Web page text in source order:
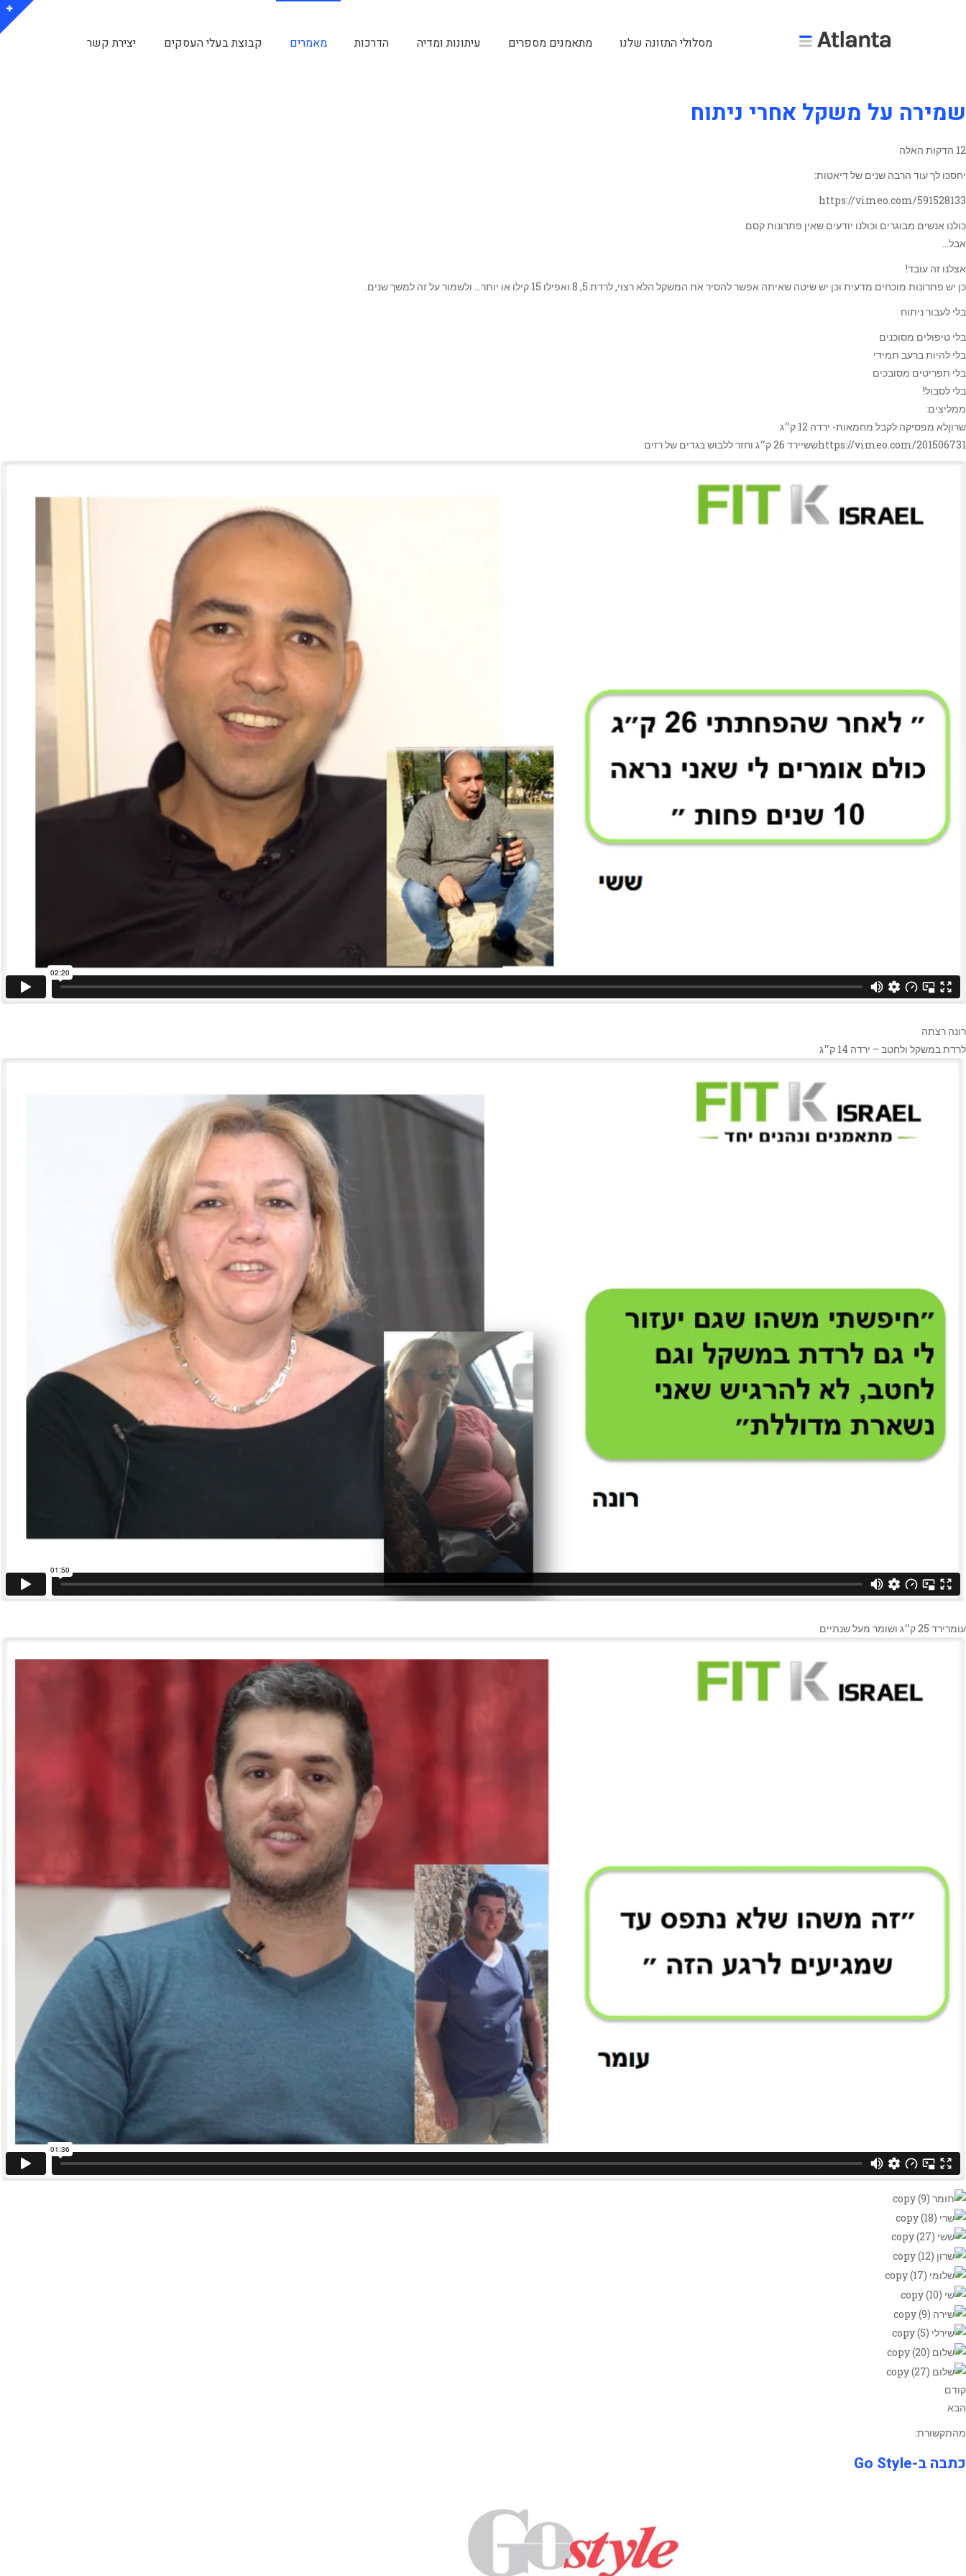
מסלולי התזונה שלנו מתאמנים מספרים עיתונות ומדיה הדרכות מאמרים קבוצת בעלי העסקים יצירת קשר
שמירה על משקל אחרי ניתוח
12 הדקות האלה
יחסכו לך עוד הרבה שנים של דיאטות:
https://vimeo.com/591528133
כולנו אנשים מבוגרים וכולנו יודעים שאין פתרונות קסם
אבל…
אצלנו זה עובד!
כן יש פתרונות מוכחים מדעית וכן יש שיטה שאיתה אפשר להסיר את המשקל הלא רצוי, לרדת 5, 8 ואפילו 15 קילו או יותר… ולשמור על זה למשך שנים.
בלי לעבור ניתוח
בלי טיפולים מסוכנים
בלי להיות ברעב תמידי
בלי תפריטים מסובכים
בלי לסבול!
ממליצים:
שרוןלא מפסיקה לקבל מחמאות- ירדה 12 ק״ג
https://vimeo.com/201506731ששיירד 26 ק״ג וחזר ללבוש בגדים של רזים
רונה רצתה
לרדת במשקל ולחטב – ירדה 14 ק״ג
עומרירד 25 ק״ג ושומר מעל שנתיים
קודם
הבא
מהתקשורת:
כתבה ב-Go Style